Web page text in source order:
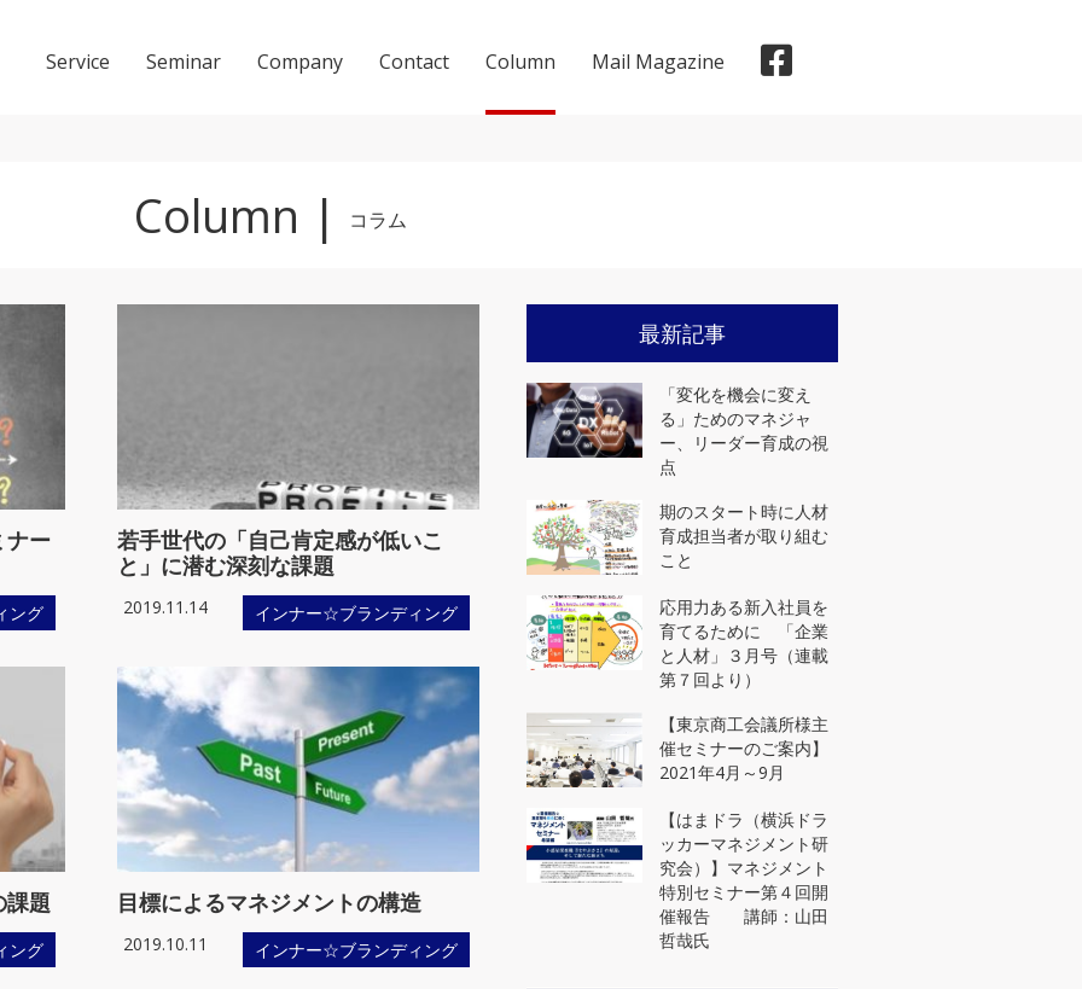
Service
ネジメント（管理職）対
象プログラム
リーダー世代
（３０代～４０代中堅社員）
メンバー世代（２０代）
対象プログラム
Seminar Company
メディア掲載実績
Contact Column Mail Magazine
Column | コラム
ナー
ング
若手世代の「自己肯定感が低いこ
と」に潜む深刻な課題
2019.11.14 インナー☆ブランディング
課題
ング
目標によるマネジメントの構造
2019.10.11 インナー☆ブランディング
最新記事
「変化を機会に変え
る」ためのマネジャ
ー、リーダー育成の視
点
期のスタート時に人材
育成担当者が取り組む
こと
応用力ある新入社員を
育てるために 「企業
と人材」３月号（連載
第７回より）
【東京商工会議所様主
催セミナーのご案内】
2021年4月～9月
【はまドラ（横浜ドラ
ッカーマネジメント研
究会）】マネジメント
特別セミナー第４回開
催報告 講師：山田
哲哉氏